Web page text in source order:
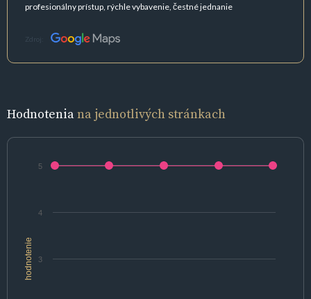
profesionálny prístup, rýchle vybavenie, čestné jednanie
Zdroj:
Hodnoteniana jednotlivých stránkach
hodnotenie 3
4
5